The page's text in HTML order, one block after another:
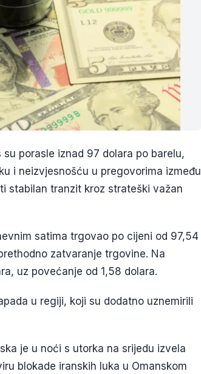
porasle iznad 97 dolara po barelu,
i neizvjesnošću u pregovorima između
stabilan tranzit kroz strateški važan
satima trgovao po cijeni od 97,54
zatvaranje trgovine. Na
uz povećanje od 1,58 dolara.
u regiji, koji su dodatno uznemirili
je u noći s utorka na srijedu izvela
blokade iranskih luka u Omanskom